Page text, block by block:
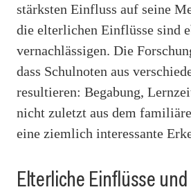
stärksten Einfluss auf seine
die elterlichen Einflüsse sind
vernachlässigen. Die
dass Schulnoten aus
resultieren: Begabung,
nicht zuletzt aus dem
eine ziemlich interessante
Elterliche Einflüsse